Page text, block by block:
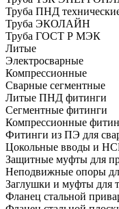
Труба ПНД
Труба ЭКОЛАЙН
Труба ГОСТ Р МЭК
Литые
Электросварные
Компрессионные
Сварные сегментные
Литые ПНД фитинги
Сегментные фитинги
Компрессионные
Фитинги из ПЭ для
Цокольные вводы и
Защитные муфты для
Неподвижные опоры
Заглушки и муфты для
Фланец стальной